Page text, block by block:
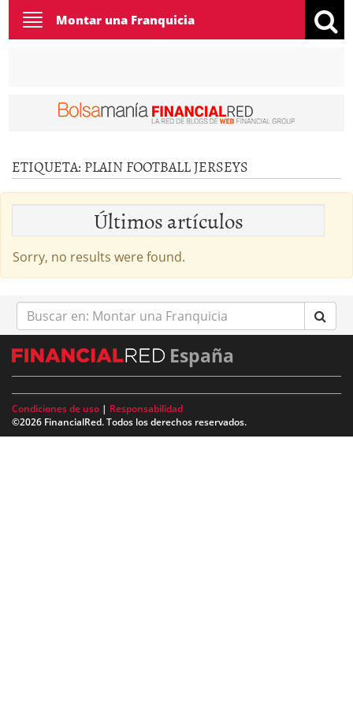
Toggle
navigation
Montar una Franquicia
ETIQUETA: PLAIN FOOTBALL JERSEYS
Últimos artículos
Sorry, no results were found.
Buscar
en:
España
Condiciones de uso | Responsabilidad
©2026 FinancialRed. Todos los derechos reservados.